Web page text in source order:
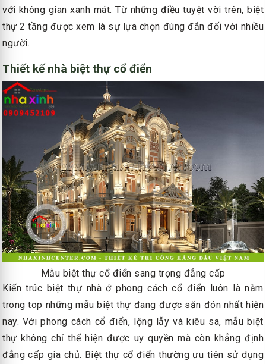
với không gian xanh mát. Từ những điều tuyệt vời trên, biệt
thự 2 tầng được xem là sự lựa chọn đúng đắn đối với nhiều
người.
Thiết kế nhà biệt thự cổ điển
Mẫu biệt thự cổ điển sang trọng đẳng cấp
Kiến trúc biệt thự nhà ở phong cách cổ điển luôn là nằm
trong top những mẫu biệt thự đang được săn đón nhất hiện
nay. Với phong cách cổ điển, lộng lẫy và kiêu sa, mẫu biệt
thự không chỉ thể hiện được uy quyền mà còn khẳng định
đẳng cấp gia chủ. Biệt thự cổ điển thường ưu tiên sử dụng